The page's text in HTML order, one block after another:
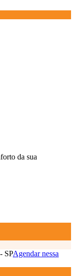
da sua
SPAgendar nessa